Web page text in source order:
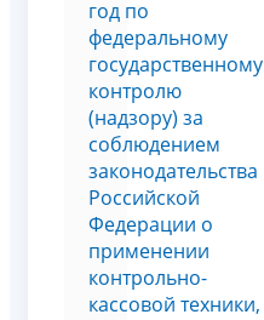
год по
федеральному
государственному
контролю
(надзору) за
соблюдением
законодательства
Российской
Федерации о
применении
контрольно-
кассовой техники,